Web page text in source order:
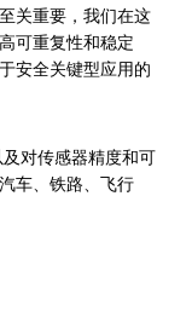
关重要，我们在这
可重复性和稳定
安全关键型应用的
对传感器精度和可
车、铁路、飞行